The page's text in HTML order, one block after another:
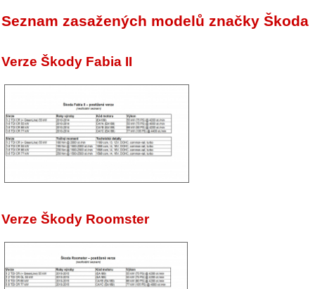
Seznam zasažených modelů značky Škoda
Verze Škody Fabia II
Verze Škody Roomster